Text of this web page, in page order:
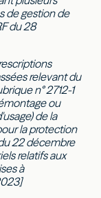
de gestion de
du 28
relevant du
n° 2712-1
ou
de la
la protection
22 décembre
relatifs aux
à